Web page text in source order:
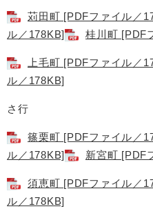
苅田町 [PDFファイル／
ル／178KB]
桂川町 [PDF
上毛町 [PDFファイル／
ル／178KB]
さ行
篠栗町 [PDFファイル／
ル／178KB]
新宮町 [PDF
須恵町 [PDFファイル／
ル／178KB]